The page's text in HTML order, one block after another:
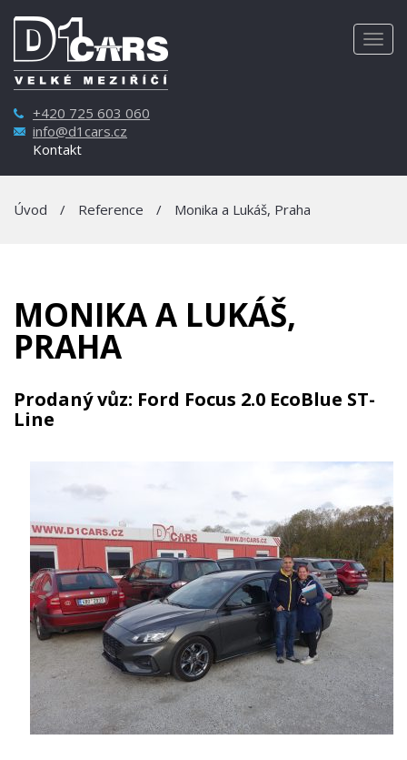
+420 725 603 060
info@d1cars.cz
Kontakt
Úvod / Reference / Monika a Lukáš, Praha
MONIKA A LUKÁŠ,
PRAHA
Prodaný vůz: Ford Focus 2.0 EcoBlue ST-
Line